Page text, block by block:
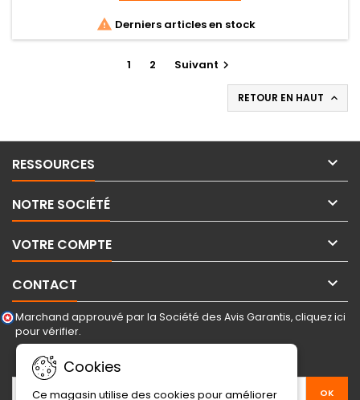
 Derniers articles en stock
1 2 Suivant 
RETOUR EN HAUT 
RESSOURCES 
NOTRE SOCIÉTÉ 
VOTRE COMPTE 
CONTACT 
Cookies
Ce magasin utilise des cookies pour améliorer
Marchand approuvé par la Société des Avis Garantis,cliquez ici
pour vérifier.
LETTRE D'INFORMATIONS